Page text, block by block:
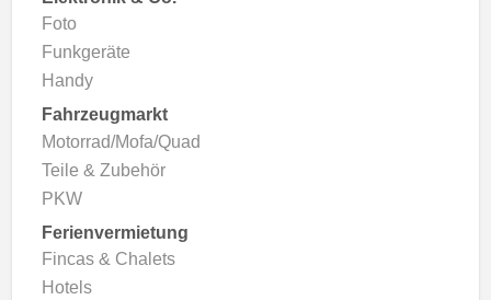
Foto
Funkgeräte
Handy
Fahrzeugmarkt
Motorrad/Mofa/Quad
Teile & Zubehör
PKW
Ferienvermietung
Fincas & Chalets
Hotels